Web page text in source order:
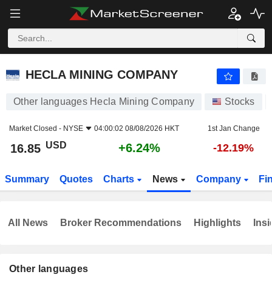
HECLA MINING COMPANY
HECLA MINING COMPANY
Other languages Hecla Mining Company Stocks
Market Closed - NYSE 04:00:02 08/08/2026 HKT 1st Jan Change
16.85 USD +6.24% -12.19%
Summary Quotes Charts News Company
Other languages
All News Broker Recommendations Highlights